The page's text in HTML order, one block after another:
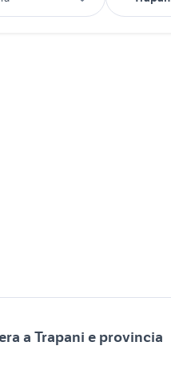
a Trapani e provincia